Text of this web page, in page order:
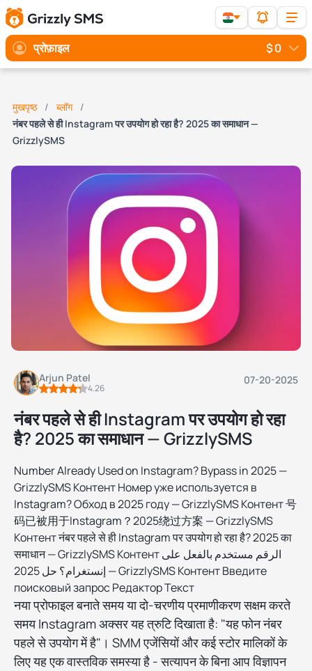
प्रोफ़ाइल $ 0
मुखपृष्ठ
ब्लॉग
नंबर पहले से ही Instagram पर उपयोग हो रहा है? 2025 का समाधान —
GrizzlySMS
Arjun Patel
4.26
07-20-2025
नंबर पहले से ही Instagram पर उपयोग हो रहा
है? 2025 का समाधान — GrizzlySMS
Number Already Used on Instagram? Bypass in 2025 —
GrizzlySMS Контент Номер уже используется в
Instagram? Обход в 2025 году — GrizzlySMS Контент 号
码已被用于Instagram？2025绕过方案 — GrizzlySMS
Контент नंबर पहले से ही Instagram पर उपयोग हो रहा है? 2025 का
समाधान — GrizzlySMS Контент الرقم مستخدم بالفعل على
إنستغرام؟ حل 2025 — GrizzlySMS Контент Введите
поисковый запрос Редактор Текст
नया प्रोफाइल बनाते समय या दो-चरणीय प्रमाणीकरण सक्षम करते
समय Instagram अक्सर यह त्रुटि दिखाता है: "यह फोन नंबर
पहले से उपयोग में है"। SMM एजेंसियों और कई स्टोर मालिकों के
लिए यह एक वास्तविक समस्या है - सत्यापन के बिना आप विज्ञापन